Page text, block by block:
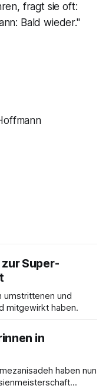
fragt sie oft:
Bald wieder."
zur Super-
umstrittenen und
mitgewirkt haben.
in
haben nun